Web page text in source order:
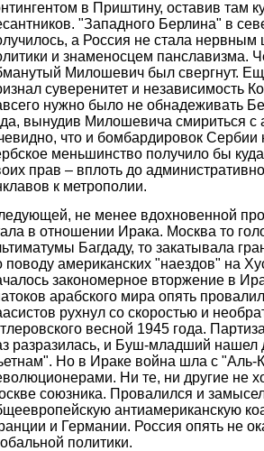
в Приштину, оставив там
"Западного Берлина" в
а Россия не стала нервным
и знаменосцем панславизма.
Милошевич был свергнут.
суверенитет и независимость
нужно было не обнадеживать
вынудив Милошевича смириться с
что и бомбардировок
меньшинство получило бы
прав – вплоть до
к метрополии.
не менее вдохновенной
в отношении Ирака. Москва то
Багдаду, то закатывала
поводу американских "наездов" на
закономерное вторжение в
арабского мира опять
рухнул со скоростью и
весной 1945 года.
разразилась, и Буш-младший нашел
Но в Ираке война шла с "Аль-
Ни те, ни другие не
союзника. Провалился и
антиамериканскую
и Германии. Россия опять не
политики.